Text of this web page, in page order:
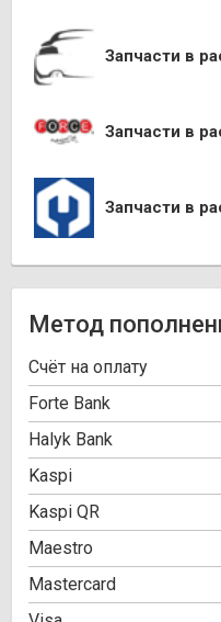
Запчасти в
Запчасти в
Запчасти в
Метод
Cчёт на оплату
Forte Bank
Halyk Bank
Kaspi
Kaspi QR
Maestro
Mastercard